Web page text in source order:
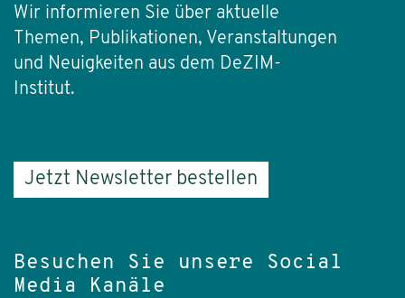
Wir informieren Sie über aktuelle
Themen, Publikationen, Veranstaltungen
und Neuigkeiten aus dem DeZIM-
Institut.
Jetzt Newsletter bestellen
Besuchen Sie unsere Social
Media Kanäle